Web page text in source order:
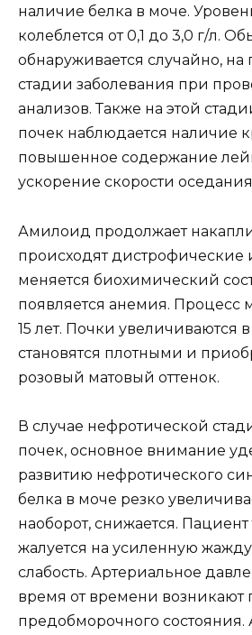
наличие белка в моче.
колеблется от 0,1 до 3,0 г/л.
обнаруживается случайно, на
стадии заболевания при
анализов. Также на этой
почек наблюдается наличие
повышенное содержание
ускорение скорости
Амилоид продолжает
происходят дистрофические
меняется биохимический
появляется анемия. Процесс
15 лет. Почки увеличиваются
становятся плотными и
розовый матовый оттенок.
В случае нефротической
почек, основное внимание
развитию нефротического
белка в моче резко
наоборот, снижается. Пациент
жалуется на усиленную
слабость. Артериальное
время от времени возникают
предобморочного